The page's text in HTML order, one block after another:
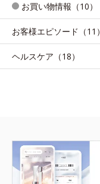
お買い物情報（10）
お客様エピソード（11）
ヘルスケア（18）